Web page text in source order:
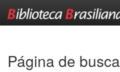
Página de busca